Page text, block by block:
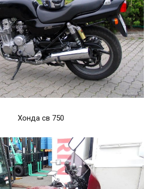
Хонда св 750